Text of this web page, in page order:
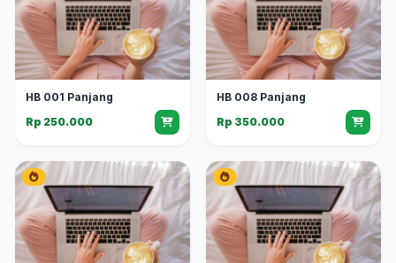
HB 001 Panjang
Rp 250.000
HB 008 Panjang
Rp 350.000